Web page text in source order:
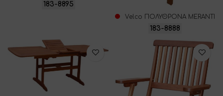
183-8895
Velco ΠΟΛΥΘΡΟΝΑ MERANTI
183-8888